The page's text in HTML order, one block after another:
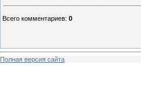
Всего комментариев: 0
Полная версия сайта